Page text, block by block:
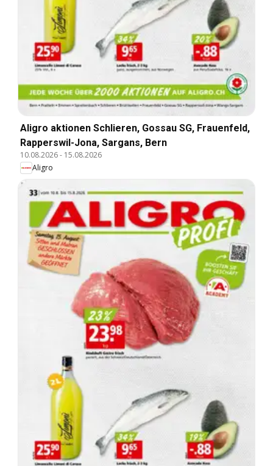
Aligro aktionen Schlieren, Gossau SG, Frauenfeld,
Rapperswil-Jona, Sargans, Bern
10.08.2026- 15.08.2026
Aligro